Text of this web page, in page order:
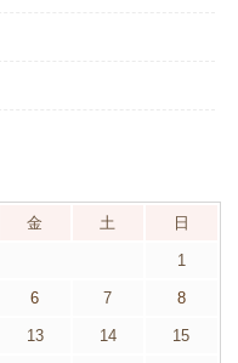
金 土 日
1
6 7 8
13 14 15